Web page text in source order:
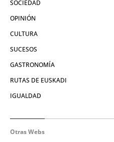
SOCIEDAD
OPINIÓN
CULTURA
SUCESOS
GASTRONOMÍA
RUTAS DE EUSKADI
IGUALDAD
Otras Webs